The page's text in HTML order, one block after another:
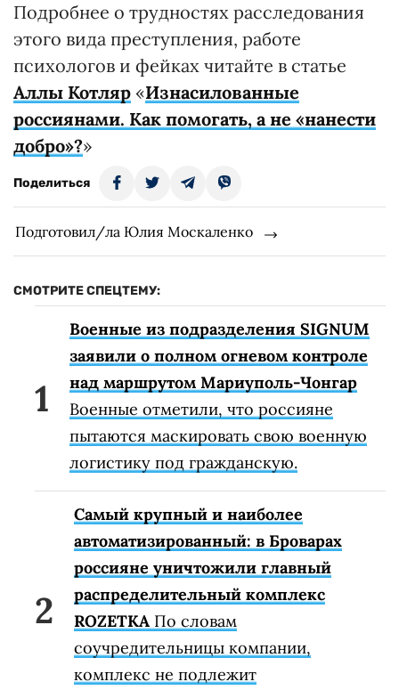
Подробнее о трудностях расследования
этого вида преступления, работе
психологов и фейках читайте в статье
Аллы Котляр «Изнасилованные
россиянами. Как помогать, а не «нанести
добро»?»
Поделиться
Подготовил/ла Юлия Москаленко
СМОТРИТЕ СПЕЦТЕМУ:
Военные из подразделения SIGNUM
заявили о полном огневом контроле
над маршрутом Мариуполь-Чонгар
Военные отметили, что россияне
пытаются маскировать свою военную
логистику под гражданскую.
Самый крупный и наиболее
автоматизированный: в Броварах
россияне уничтожили главный
распределительный комплекс
ROZETKA По словам
соучредительницы компании,
комплекс не подлежит